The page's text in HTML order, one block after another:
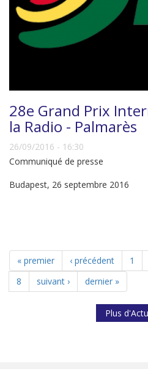
28e Grand Prix
la Radio - Palmarès
26/09/2016 - 16:30
Communiqué de presse
Budapest, 26 septembre 2016
« premier ‹ précédent 1
8
suivant › dernier »
Plus